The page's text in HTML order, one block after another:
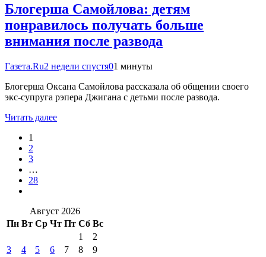
Блогерша Самойлова: детям
понравилось получать больше
внимания после развода
Газета.Ru2 недели спустя01 минуты
Блогерша Оксана Самойлова рассказала об общении своего
экс-супруга рэпера Джигана с детьми после развода.
Читать далее
1
2
3
…
28
Август 2026
Пн Вт Ср Чт Пт Сб Вс
1
2
3
4 5 6 7 8 9